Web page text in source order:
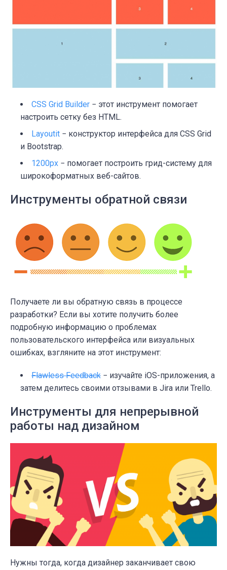
CSS Grid Builder − этот инструмент помогает
настроить сетку без HTML.
Layoutit − конструктор интерфейса для CSS Grid
и Bootstrap.
1200px − помогает построить грид-систему для
широкоформатных веб-сайтов.
Инструменты обратной связи
Получаете ли вы обратную связь в процессе
разработки? Если вы хотите получить более
подробную информацию о проблемах
пользовательского интерфейса или визуальных
ошибках, взгляните на этот инструмент:
Flawless Feedback − изучайте iOS-приложения, а
затем делитесь своими отзывами в Jira или Trello.
Инструменты для непрерывной
работы над дизайном
Нужны тогда, когда дизайнер заканчивает свою